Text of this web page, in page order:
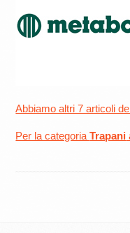
Abbiamo altri 7 articoli
Per la categoriaTrapani